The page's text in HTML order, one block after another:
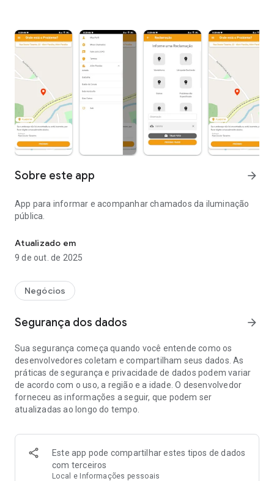
Sobre este app arrow_forward
App para informar e acompanhar chamados da iluminação
pública.
Atualizado em
9 de out. de 2025
Negócios
Segurança dos dados arrow_forward
Sua segurança começa quando você entende como os
desenvolvedores coletam e compartilham seus dados. As
práticas de segurança e privacidade de dados podem variar
de acordo com o uso, a região e a idade. O desenvolvedor
forneceu as informações a seguir, que podem ser
atualizadas ao longo do tempo.
Este app pode compartilhar estes tipos de dados
com terceiros
Local e Informações pessoais